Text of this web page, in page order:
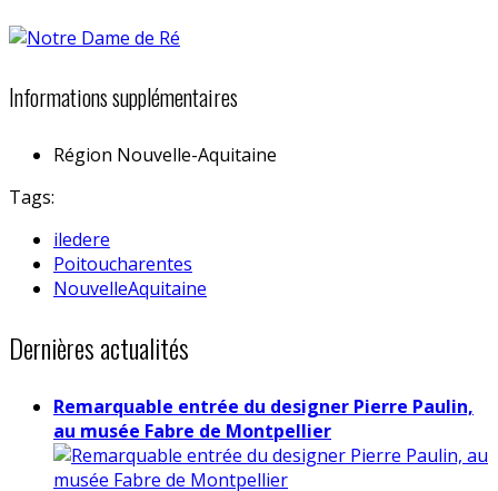
Informations supplémentaires
Région Nouvelle-Aquitaine
Tags:
iledere
Poitoucharentes
NouvelleAquitaine
Dernières actualités
Remarquable entrée du designer Pierre Paulin,
au musée Fabre de Montpellier